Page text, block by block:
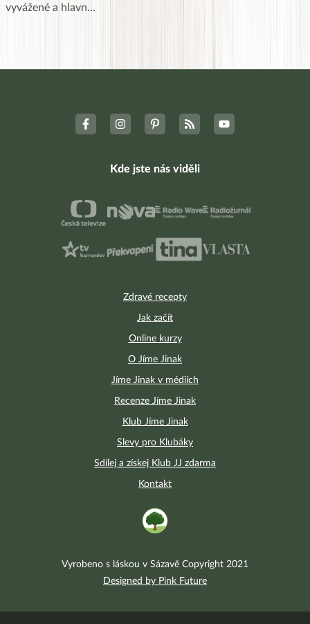
vyvážené a hlavn...
Zdravé recepty
Jak začít
Online kurzy
O Jíme Jinak
Jíme Jinak v médiích
Recenze Jíme Jinak
Klub Jíme Jinak
Slevy pro Klubáky
Sdílej a získej Klub JJ zdarma
Kontakt
Kde jste nás viděli
Vyrobeno s láskou v Sázavě Copyright 2021
Designed by Pink Future